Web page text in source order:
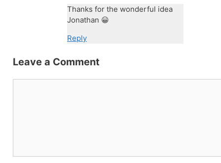
Thanks for the wonderful idea
Jonathan 😀
Reply
Leave a Comment